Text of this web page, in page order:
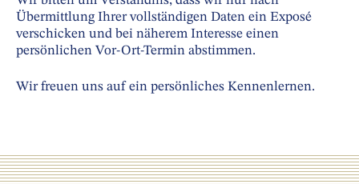
Übermittlung Ihrer vollständigen Daten ein Exposé
verschicken und bei näherem Interesse einen
persönlichen Vor-Ort-Termin abstimmen.
Wir freuen uns auf ein persönliches Kennenlernen.